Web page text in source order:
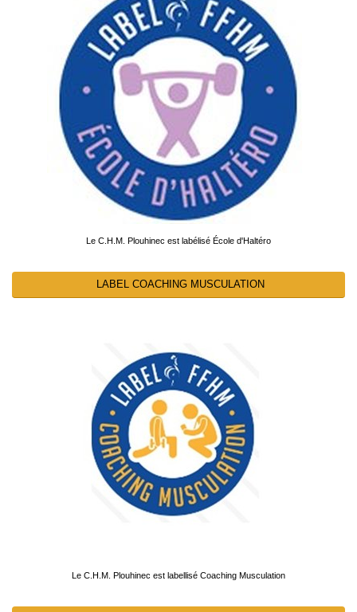
Le C.H.M. Plouhinec est labélisé École d'Haltéro
LABEL COACHING MUSCULATION
Le C.H.M. Plouhinec est labellisé Coaching Musculation